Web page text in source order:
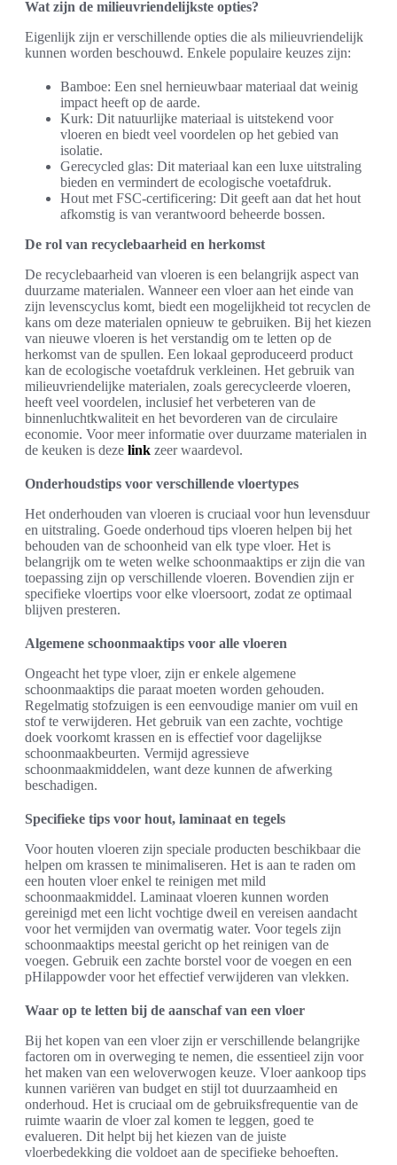
Wat zijn de milieuvriendelijkste opties?
Eigenlijk zijn er verschillende opties die als milieuvriendelijk
kunnen worden beschouwd. Enkele populaire keuzes zijn:
Bamboe: Een snel hernieuwbaar materiaal dat weinig
impact heeft op de aarde.
Kurk: Dit natuurlijke materiaal is uitstekend voor
vloeren en biedt veel voordelen op het gebied van
isolatie.
Gerecycled glas: Dit materiaal kan een luxe uitstraling
bieden en vermindert de ecologische voetafdruk.
Hout met FSC-certificering: Dit geeft aan dat het hout
afkomstig is van verantwoord beheerde bossen.
De rol van recyclebaarheid en herkomst
De recyclebaarheid van vloeren is een belangrijk aspect van
duurzame materialen. Wanneer een vloer aan het einde van
zijn levenscyclus komt, biedt een mogelijkheid tot recyclen de
kans om deze materialen opnieuw te gebruiken. Bij het kiezen
van nieuwe vloeren is het verstandig om te letten op de
herkomst van de spullen. Een lokaal geproduceerd product
kan de ecologische voetafdruk verkleinen. Het gebruik van
milieuvriendelijke materialen, zoals gerecycleerde vloeren,
heeft veel voordelen, inclusief het verbeteren van de
binnenluchtkwaliteit en het bevorderen van de circulaire
economie. Voor meer informatie over duurzame materialen in
de keuken is deze link zeer waardevol.
Onderhoudstips voor verschillende vloertypes
Het onderhouden van vloeren is cruciaal voor hun levensduur
en uitstraling. Goede onderhoud tips vloeren helpen bij het
behouden van de schoonheid van elk type vloer. Het is
belangrijk om te weten welke schoonmaaktips er zijn die van
toepassing zijn op verschillende vloeren. Bovendien zijn er
specifieke vloertips voor elke vloersoort, zodat ze optimaal
blijven presteren.
Algemene schoonmaaktips voor alle vloeren
Ongeacht het type vloer, zijn er enkele algemene
schoonmaaktips die paraat moeten worden gehouden.
Regelmatig stofzuigen is een eenvoudige manier om vuil en
stof te verwijderen. Het gebruik van een zachte, vochtige
doek voorkomt krassen en is effectief voor dagelijkse
schoonmaakbeurten. Vermijd agressieve
schoonmaakmiddelen, want deze kunnen de afwerking
beschadigen.
Specifieke tips voor hout, laminaat en tegels
Voor houten vloeren zijn speciale producten beschikbaar die
helpen om krassen te minimaliseren. Het is aan te raden om
een houten vloer enkel te reinigen met mild
schoonmaakmiddel. Laminaat vloeren kunnen worden
gereinigd met een licht vochtige dweil en vereisen aandacht
voor het vermijden van overmatig water. Voor tegels zijn
schoonmaaktips meestal gericht op het reinigen van de
voegen. Gebruik een zachte borstel voor de voegen en een
pHilappowder voor het effectief verwijderen van vlekken.
Waar op te letten bij de aanschaf van een vloer
Bij het kopen van een vloer zijn er verschillende belangrijke
factoren om in overweging te nemen, die essentieel zijn voor
het maken van een weloverwogen keuze. Vloer aankoop tips
kunnen variëren van budget en stijl tot duurzaamheid en
onderhoud. Het is cruciaal om de gebruiksfrequentie van de
ruimte waarin de vloer zal komen te leggen, goed te
evalueren. Dit helpt bij het kiezen van de juiste
vloerbedekking die voldoet aan de specifieke behoeften.